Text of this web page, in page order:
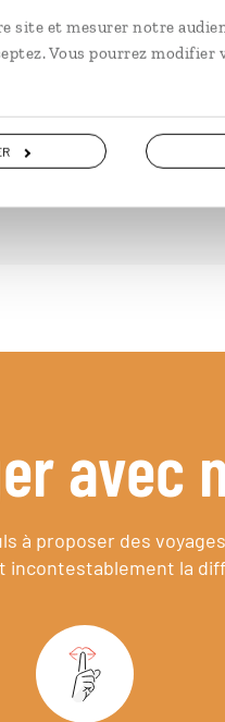
et mesurer notre
Vous pourrez
21
à
avec
à proposer des
incontestablement la